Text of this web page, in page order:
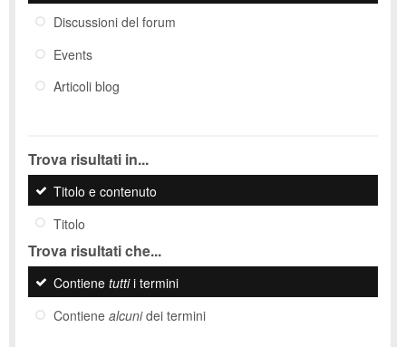
Discussioni del forum
Events
Articoli blog
Trova risultati in...
Titolo e contenuto
Titolo
Trova risultati che...
Contiene tuttii termini
Contiene alcunidei termini